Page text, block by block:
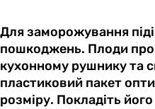
Для заморожування
пошкоджень. Плоди
кухонному рушнику та
пластиковий пакет
розміру. Покладіть